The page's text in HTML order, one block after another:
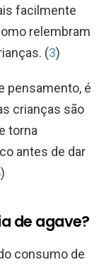
facilmente
relembram
(3)
pensamento, é
crianças são
torna
antes de dar
)
de agave?
consumo de